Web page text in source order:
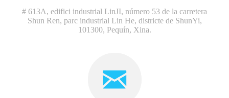
# 613A, edifici industrial LinJI, número 53 de la carretera
Shun Ren, parc industrial Lin He, districte de ShunYi,
101300, Pequín, Xina.